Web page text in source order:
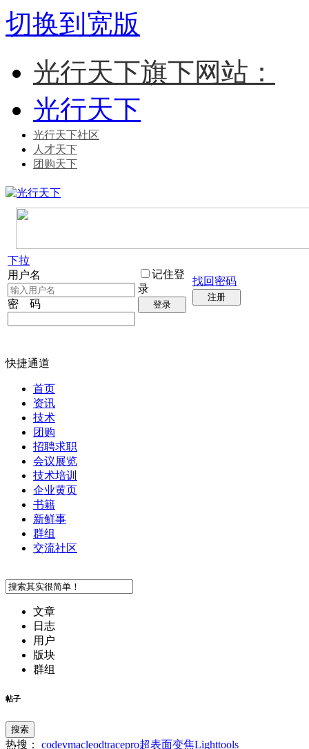
切换到宽版
光行天下旗下网站：
光行天下
光行天下社区
人才天下
团购天下
下拉
用户名
密 码
记住登
录
登录
找回密码
注册
快捷通道
首页
资讯
技术
团购
招聘求职
会议展览
技术培训
企业黄页
书籍
新鲜事
群组
交流社区
文章
日志
用户
版块
群组
帖子
搜索
热搜： codevmacleodtracepro超表面变焦Lighttools